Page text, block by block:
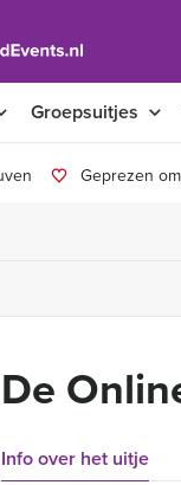
Groepsuitjes
Geprezen
De
Info over het uitje